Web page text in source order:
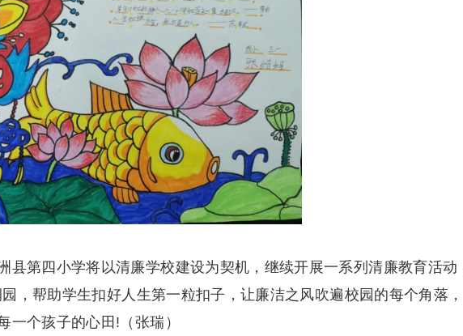
县第四小学将以清廉学校建设为契机，继续开展一系列清廉教育活动
园，帮助学生扣好人生第一粒扣子，让廉洁之风吹遍校园的每个角落，
一个孩子的心田!（张瑞）